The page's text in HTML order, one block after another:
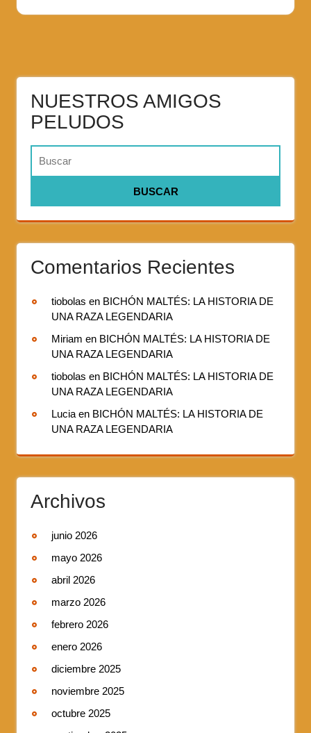
NUESTROS AMIGOS
PELUDOS
Comentarios Recientes
tiobolas en BICHÓN MALTÉS: LA HISTORIA DE
UNA RAZA LEGENDARIA
Miriam en BICHÓN MALTÉS: LA HISTORIA DE
UNA RAZA LEGENDARIA
tiobolas en BICHÓN MALTÉS: LA HISTORIA DE
UNA RAZA LEGENDARIA
Lucia en BICHÓN MALTÉS: LA HISTORIA DE
UNA RAZA LEGENDARIA
Archivos
junio 2026
mayo 2026
abril 2026
marzo 2026
febrero 2026
enero 2026
diciembre 2025
noviembre 2025
octubre 2025